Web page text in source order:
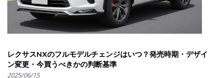
レクサスNXのフルモデルチェンジはいつ？発売時期・デザイ
ン変更・今買うべきかの判断基準
2025/06/15